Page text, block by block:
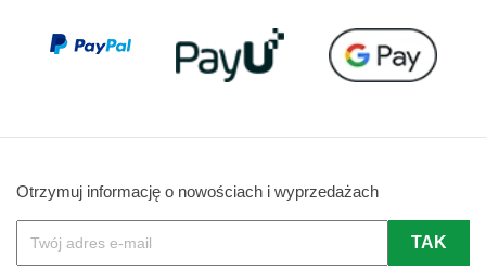
Otrzymuj informację o nowościach i wyprzedażach